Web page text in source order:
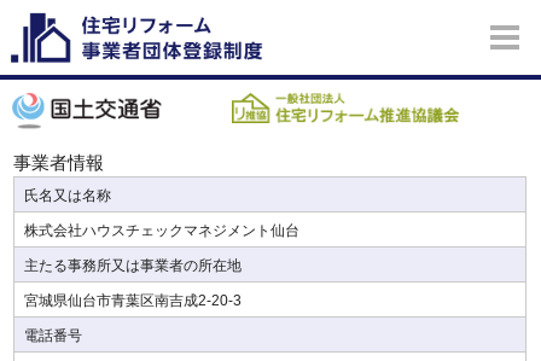
事業者情報
氏名又は名称
株式会社ハウスチェックマネジメント仙台
主たる事務所又は事業者の所在地
宮城県仙台市青葉区南吉成2-20-3
電話番号